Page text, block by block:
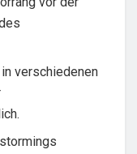
verschiedenen